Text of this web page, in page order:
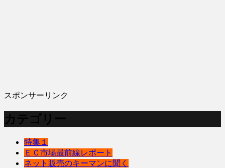
スポンサーリンク
カテゴリー
特集１
ＥＣ市場最前線レポート
ネット販売のキーマンに聞く